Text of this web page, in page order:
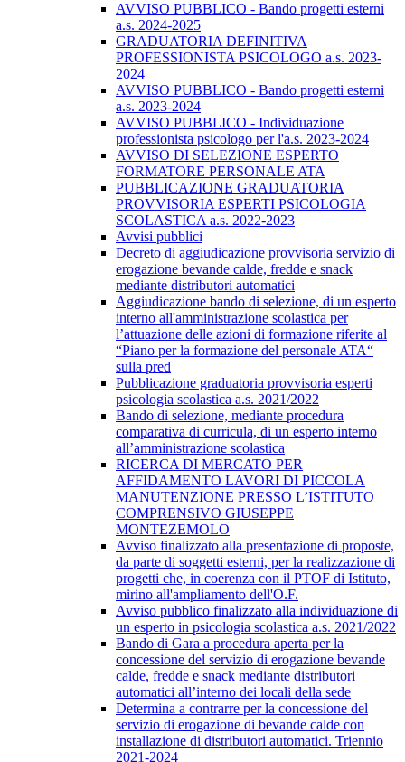
AVVISO PUBBLICO - Bando progetti esterni
a.s. 2024-2025
GRADUATORIA DEFINITIVA
PROFESSIONISTA PSICOLOGO a.s. 2023-
2024
AVVISO PUBBLICO - Bando progetti esterni
a.s. 2023-2024
AVVISO PUBBLICO - Individuazione
professionista psicologo per l'a.s. 2023-2024
AVVISO DI SELEZIONE ESPERTO
FORMATORE PERSONALE ATA
PUBBLICAZIONE GRADUATORIA
PROVVISORIA ESPERTI PSICOLOGIA
SCOLASTICA a.s. 2022-2023
Avvisi pubblici
Decreto di aggiudicazione provvisoria servizio di
erogazione bevande calde, fredde e snack
mediante distributori automatici
​Aggiudicazione bando di selezione, di un esperto
interno all'amministrazione scolastica per
l’attuazione delle azioni di formazione riferite al
“Piano per la formazione del personale ATA“
sulla pred
Pubblicazione graduatoria provvisoria esperti
psicologia scolastica a.s. 2021/2022
Bando di selezione, mediante procedura
comparativa di curricula, di un esperto interno
all’amministrazione scolastica
RICERCA DI MERCATO PER
AFFIDAMENTO LAVORI DI PICCOLA
MANUTENZIONE PRESSO L’ISTITUTO
COMPRENSIVO GIUSEPPE
MONTEZEMOLO
Avviso finalizzato alla presentazione di proposte,
da parte di soggetti esterni, per la realizzazione di
progetti che, in coerenza con il PTOF di Istituto,
mirino all'ampliamento dell'O.F.
Avviso pubblico finalizzato alla individuazione di
un esperto in psicologia scolastica a.s. 2021/2022
Bando di Gara a procedura aperta per la
concessione del servizio di erogazione bevande
calde, fredde e snack mediante distributori
automatici all’interno dei locali della sede
​Determina a contrarre per la concessione del
servizio di erogazione di bevande calde con
installazione di distributori automatici. Triennio
2021-2024